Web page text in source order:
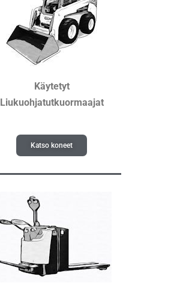
Käytetyt
Liukuohjatutkuormaajat
Katso koneet